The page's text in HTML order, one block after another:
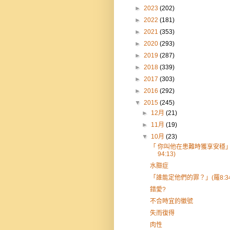
► 2023 (202)
► 2022 (181)
► 2021 (353)
► 2020 (293)
► 2019 (287)
► 2018 (339)
► 2017 (303)
► 2016 (292)
▼ 2015 (245)
► 12月(21)
► 11月(19)
▼ 10月(23)
「 你叫他在患難時獲享安穩
94:13)
水臌症
「誰能定他們的罪？」(羅
錯愛?
不合時宜的徽號
失而復得
肉性